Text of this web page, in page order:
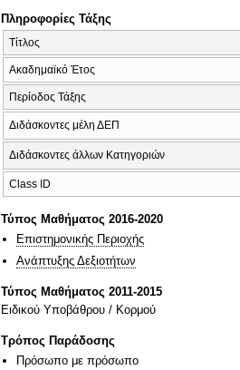
Πληροφορίες Τάξης
Τίτλος
Ακαδημαϊκό Έτος
Περίοδος Τάξης
Διδάσκοντες μέλη ΔΕΠ
Διδάσκοντες άλλων Κατηγοριών
Class ID
Τύπος Μαθήματος 2016-2020
Επιστημονικής Περιοχής
Ανάπτυξης Δεξιοτήτων
Τύπος Μαθήματος 2011-2015
Ειδικού Υποβάθρου / Κορμού
Τρόπος Παράδοσης
Πρόσωπο με πρόσωπο